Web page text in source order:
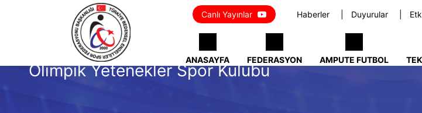
Haberler Duyurular
Canlı Yayınlar
ANASAYFA FEDERASYON AMPUTE FUTBOL
Olimpik Yetenekler Spor Kulübü